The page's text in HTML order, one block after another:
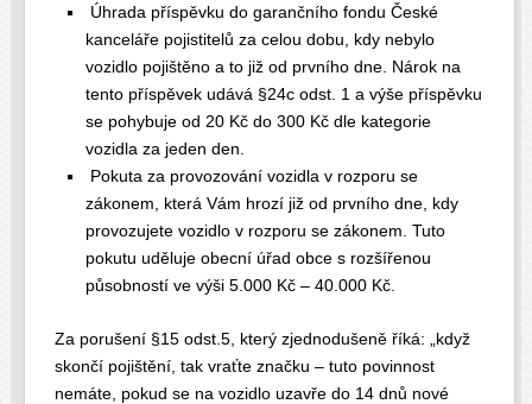
Úhrada příspěvku do garančního fondu České
kanceláře pojistitelů za celou dobu, kdy nebylo
vozidlo pojištěno a to již od prvního dne. Nárok na
tento příspěvek udává §24c odst. 1 a výše příspěvku
se pohybuje od 20 Kč do 300 Kč dle kategorie
vozidla za jeden den.
Pokuta za provozování vozidla v rozporu se
zákonem, která Vám hrozí již od prvního dne, kdy
provozujete vozidlo v rozporu se zákonem. Tuto
pokutu uděluje obecní úřad obce s rozšířenou
působností ve výši 5.000 Kč – 40.000 Kč.
Za porušení §15 odst.5, který zjednodušeně říká: „když
skončí pojištění, tak vraťte značku – tuto povinnost
nemáte, pokud se na vozidlo uzavře do 14 dnů nové